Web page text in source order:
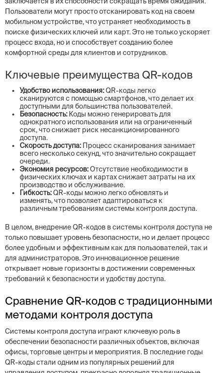
Пользователи могут просто отсканировать код на своем
мобильном устройстве, что устраняет необходимость в
поиске физических ключей или карт. Это не только ускоряет
процесс входа, но и способствует созданию более
комфортной среды для клиентов и сотрудников.
Ключевые преимущества QR-кодов
Удобство использования:QR-коды легко
сканируются с помощью смартфонов, что делает их
доступными для большинства пользователей.
Безопасность: Коды можно генерировать для
однократного использования или на ограниченный
срок, что снижает риск несанкционированного
доступа.
Скорость доступа: Процесс сканирования занимает
всего несколько секунд, что значительно сокращает
очереди.
Экономия ресурсов:Отсутствие необходимости в
физических ключах и картах снижает затраты на их
производство и обслуживание.
Гибкость:QR-коды можно легко обновлять и
изменять, что позволяет адаптироваться к
различным требованиям системы контроля доступа.
В целом, внедрение QR-кодов в системы контроля доступа не
только повышает уровень безопасности, но и делает процесс
более удобным и эффективным как для пользователей, так и
для администраторов. Это инновационное решение
открывает новые горизонты в достижении современных
требований к безопасности и удобству доступа.
Сравнение QR-кодов с традиционными
методами контроля доступа
Системы контроля доступа играют ключевую роль в
обеспечении безопасности различных объектов, включая
офисы, торговые центры и мероприятия. В последние годы
QR-коды стали одним из популярных решений для